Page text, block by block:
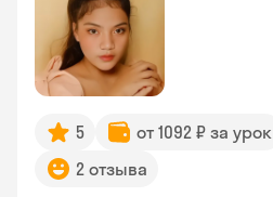
5 от 1092 ₽ за урок
2 отзыва